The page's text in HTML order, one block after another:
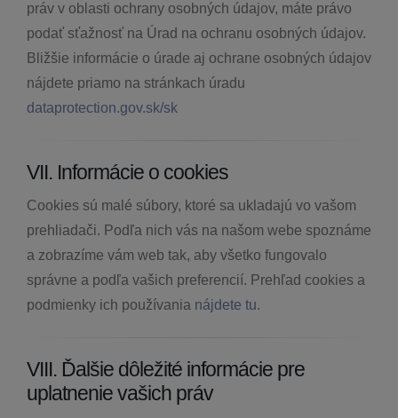
práv v oblasti ochrany osobných údajov, máte právo
podať sťažnosť na Úrad na ochranu osobných údajov.
Bližšie informácie o úrade aj ochrane osobných údajov
nájdete priamo na stránkach úradu
dataprotection.gov.sk/sk
VII. Informácie o cookies
Cookies sú malé súbory, ktoré sa ukladajú vo vašom
prehliadači. Podľa nich vás na našom webe spoznáme
a zobrazíme vám web tak, aby všetko fungovalo
správne a podľa vašich preferencií. Prehľad cookies a
podmienky ich používania nájdete tu.
VIII. Ďalšie dôležité informácie pre
uplatnenie vašich práv